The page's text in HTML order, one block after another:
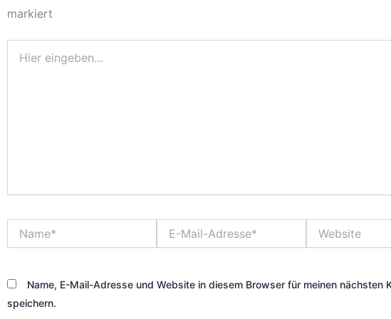
markiert
eingeben…
Mail-
Name, E-Mail-Adresse und Website in diesem Browser für meinen nächsten
speichern.